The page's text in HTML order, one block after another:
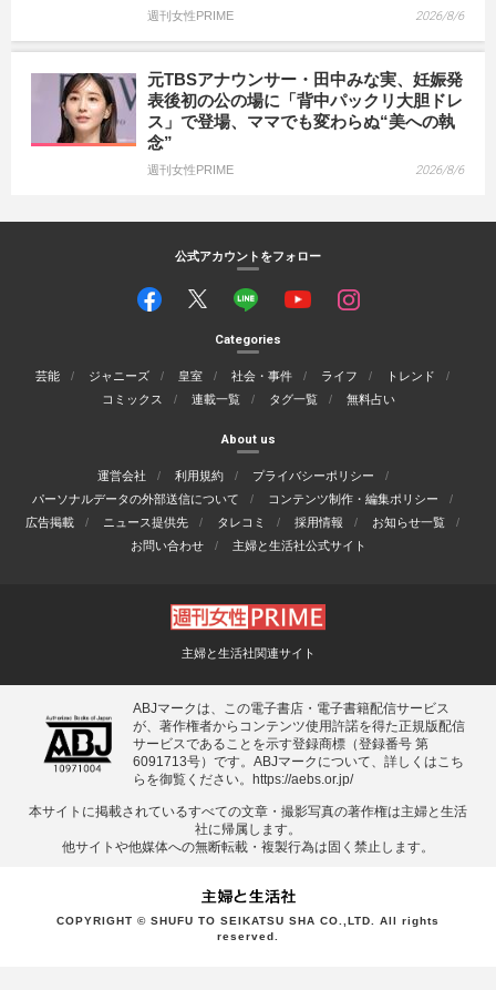
週刊女性PRIME 2026/8/6
元TBSアナウンサー・田中みな実、妊娠発
表後初の公の場に「背中パックリ大胆ドレ
ス」で登場、ママでも変わらぬ“美への執
念”
週刊女性PRIME 2026/8/6
公式アカウントをフォロー
Categories
芸能 ジャニーズ 皇室 社会・事件 ライフ
トレンド
コミックス
連載一覧 タグ一覧 無料占い
About us
運営会社 利用規約
プライバシーポリシー
パーソナルデータの外部送信について
コンテンツ制作・編集ポリシー
広告掲載
ニュース提供先 タレコミ 採用情報
お知らせ一覧
お問い合わせ
主婦と生活社公式サイト
主婦と生活社関連サイト
ABJマークは、この電子書店・電子書籍配信サービス
が、著作権者からコンテンツ使用許諾を得た正規版配信
サービスであることを示す登録商標（登録番号 第
6091713号）です。ABJマークについて、詳しくはこち
らを御覧ください。
https://aebs.or.jp/
本サイトに掲載されているすべての⽂章・撮影写真の著作権は主婦と⽣活
社に帰属します。
他サイトや他媒体への無断転載・複製⾏為は固く禁⽌します。
COPYRIGHT © SHUFU TO SEIKATSU SHA CO.,LTD. All rights
reserved.